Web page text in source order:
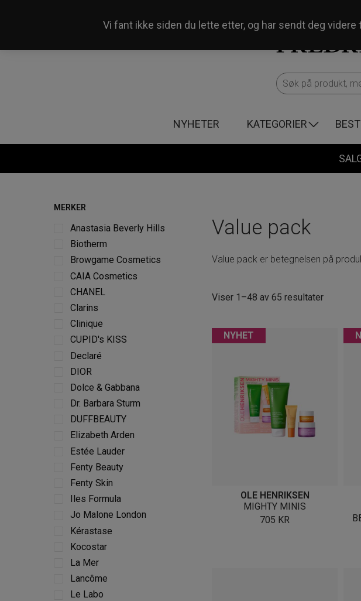
NYHETER KATEGORIER
Value pack
Value pack er betegnelsen på
Viser 1–48 av 65 resultaterSortert
nyeste
NYHET
OLE HENRIKSEN
MIGHTY MINIS
705 KR
MERKER
Anastasia Beverly Hills
Biotherm
Browgame Cosmetics
CAIA Cosmetics
CHANEL
Clarins
Clinique
CUPID's KISS
Declaré
DIOR
Dolce & Gabbana
Dr. Barbara Sturm
DUFFBEAUTY
Elizabeth Arden
Estée Lauder
Fenty Beauty
Fenty Skin
Iles Formula
Jo Malone London
Kérastase
Kocostar
La Mer
Lancôme
Le Labo
Vi fant ikke siden du lette etter, og har sendt deg